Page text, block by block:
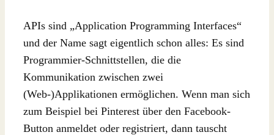
APIs sind „Application Programming Interfaces“
und der Name sagt eigentlich schon alles: Es sind
Programmier-Schnittstellen, die die
Kommunikation zwischen zwei
(Web-)Applikationen ermöglichen. Wenn man sich
zum Beispiel bei Pinterest über den Facebook-
Button anmeldet oder registriert, dann tauscht